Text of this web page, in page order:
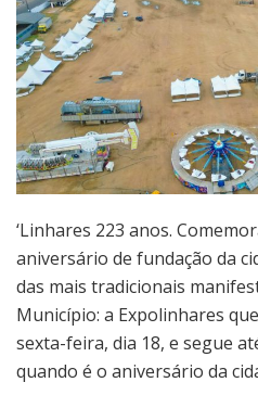
‘Linhares 223 anos.
aniversário de fundação da
das mais tradicionais
Município: a Expolinhares
sexta-feira, dia 18, e segue
quando é o aniversário da